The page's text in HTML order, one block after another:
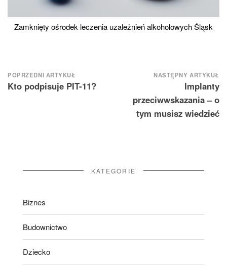
Zamknięty ośrodek leczenia uzależnień alkoholowych Śląsk
Nawigacja
wpisu
POPRZEDNI ARTYKUŁ
Kto podpisuje PIT-11?
NASTĘPNY ARTYKUŁ
Implanty
przeciwwskazania – o
tym musisz wiedzieć
KATEGORIE
Biznes
Budownictwo
Dziecko